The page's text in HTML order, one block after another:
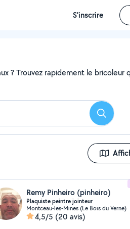
S'inscrire
? Trouvez rapidement le bricoleur
Remy Pinheiro (pinheiro)
Plaquiste peintre jointeur
Montceau-les-Mines (Le Bois du Verne)
4,5/5 (20 avis)